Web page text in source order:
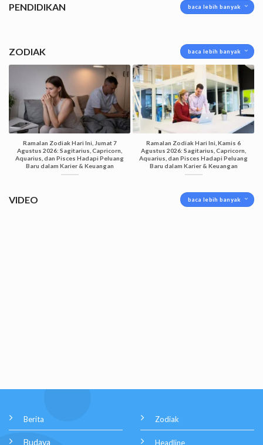
PENDIDIKAN baca lebih banyak
ZODIAK baca lebih banyak
Ramalan Zodiak Hari Ini, Jumat 7
Agustus 2026: Sagitarius, Capricorn,
Aquarius, dan Pisces Hadapi Peluang
Baru dalam Karier & Keuangan
Ramalan Zodiak Hari Ini, Kamis 6
Agustus 2026: Sagitarius, Capricorn,
Aquarius, dan Pisces Hadapi Peluang
Baru dalam Karier & Keuangan
VIDEO baca lebih banyak
Berita
Budaya
Zodiak
Headline